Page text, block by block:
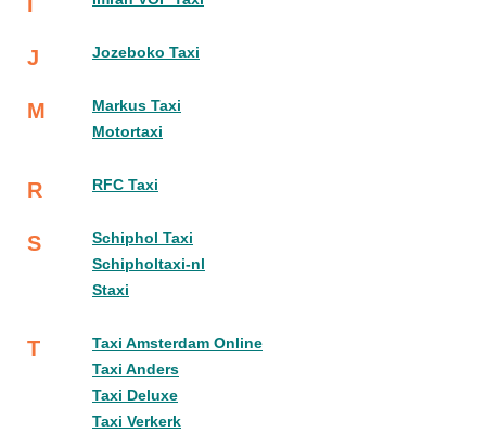
J Jozeboko Taxi
M
Markus Taxi
Motortaxi
R RFC Taxi
S
Schiphol Taxi
Schipholtaxi-nl
Staxi
T
Taxi Amsterdam Online
Taxi Anders
Taxi Deluxe
Taxi Verkerk